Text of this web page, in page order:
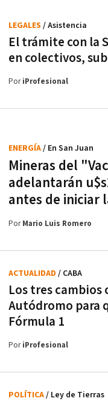
El trámite con la
en colectivos,
LEGALES / Asistencia
PoriProfesional
Mineras del
adelantarán
antes de iniciar
ENERGÍA/ En San Juan
PorMario Luis Romero
Los tres cambios
Autódromo para
Fórmula 1
ACTUALIDAD / CABA
PoriProfesional
POLÍTICA/ Ley de Tierras